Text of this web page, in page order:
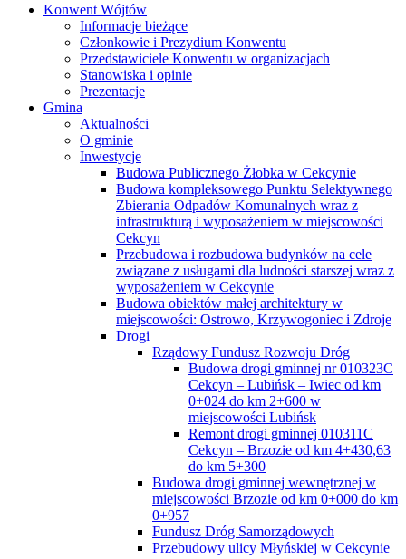
Konwent Wójtów
Informacje bieżące
Członkowie i Prezydium Konwentu
Przedstawiciele Konwentu w organizacjach
Stanowiska i opinie
Prezentacje
Gmina
Aktualności
O gminie
Inwestycje
Budowa Publicznego Żłobka w Cekcynie
Budowa kompleksowego Punktu Selektywnego
Zbierania Odpadów Komunalnych wraz z
infrastrukturą i wyposażeniem w miejscowości
Cekcyn
Przebudowa i rozbudowa budynków na cele
związane z usługami dla ludności starszej wraz z
wyposażeniem w Cekcynie
Budowa obiektów małej architektury w
miejscowości: Ostrowo, Krzywogoniec i Zdroje
Drogi
Rządowy Fundusz Rozwoju Dróg
Budowa drogi gminnej nr 010323C
Cekcyn – Lubińsk – Iwiec od km
0+024 do km 2+600 w
miejscowości Lubińsk
Remont drogi gminnej 010311C
Cekcyn – Brzozie od km 4+430,63
do km 5+300
Budowa drogi gminnej wewnętrznej w
miejscowości Brzozie od km 0+000 do km
0+957
Fundusz Dróg Samorządowych
Przebudowy ulicy Młyńskiej w Cekcynie